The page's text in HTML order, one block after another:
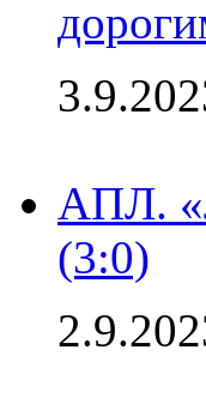
АПЛ.
(3:0)